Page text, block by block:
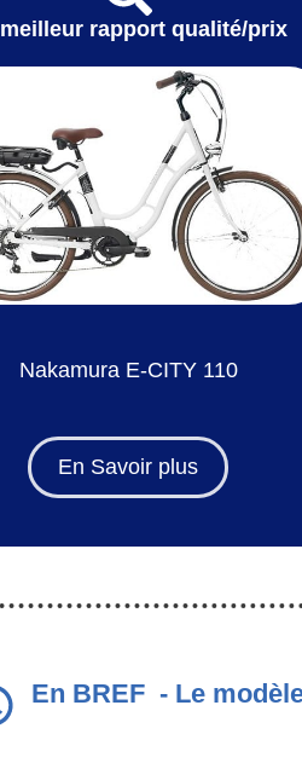
rapport qualité/prix
Nakamura E-CITY 110
En Savoir plus
En BREF - Le